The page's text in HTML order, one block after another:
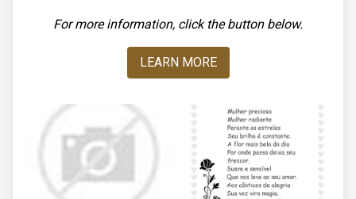
For more information, click the button below.
LEARN MORE